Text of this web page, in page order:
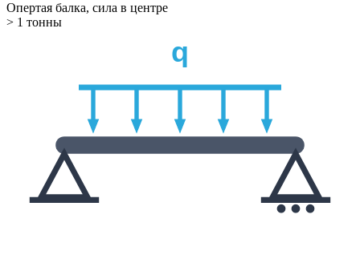
Опертая балка, сила в центре
> 1 тонны
q